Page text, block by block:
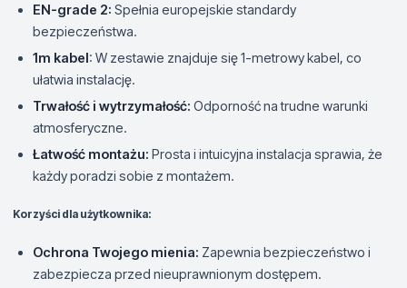
EN-grade 2: Spełnia europejskie standardy
bezpieczeństwa.
1m kabel: W zestawie znajduje się 1-metrowy kabel, co
ułatwia instalację.
Trwałość i wytrzymałość: Odporność na trudne warunki
atmosferyczne.
Łatwość montażu: Prosta i intuicyjna instalacja sprawia, że
każdy poradzi sobie z montażem.
Korzyści dla użytkownika:
Ochrona Twojego mienia: Zapewnia bezpieczeństwo i
zabezpiecza przed nieuprawnionym dostępem.